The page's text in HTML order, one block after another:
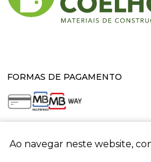
Ao navegar neste website,
FORMAS DE PAGAMENTO